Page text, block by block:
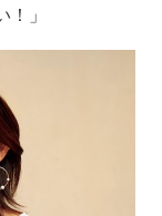
」